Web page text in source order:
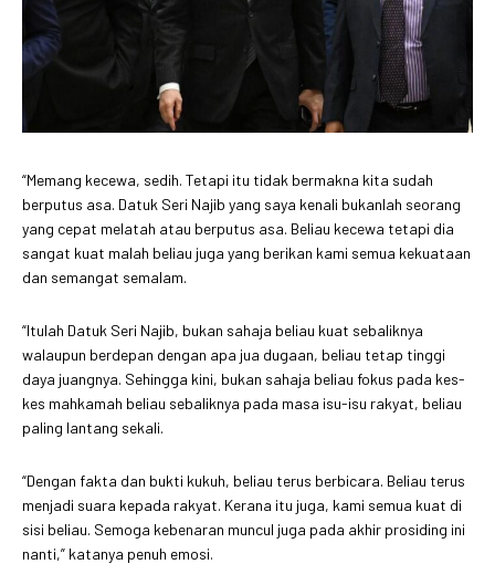
“Memang kecewa, sedih. Tetapi itu tidak bermakna kita sudah
berputus asa. Datuk Seri Najib yang saya kenali bukanlah seorang
yang cepat melatah atau berputus asa. Beliau kecewa tetapi dia
sangat kuat malah beliau juga yang berikan kami semua kekuataan
dan semangat semalam.
“Itulah Datuk Seri Najib, bukan sahaja beliau kuat sebaliknya
walaupun berdepan dengan apa jua dugaan, beliau tetap tinggi
daya juangnya. Sehingga kini, bukan sahaja beliau fokus pada kes-
kes mahkamah beliau sebaliknya pada masa isu-isu rakyat, beliau
paling lantang sekali.
“Dengan fakta dan bukti kukuh, beliau terus berbicara. Beliau terus
menjadi suara kepada rakyat. Kerana itu juga, kami semua kuat di
sisi beliau. Semoga kebenaran muncul juga pada akhir prosiding ini
nanti,” katanya penuh emosi.